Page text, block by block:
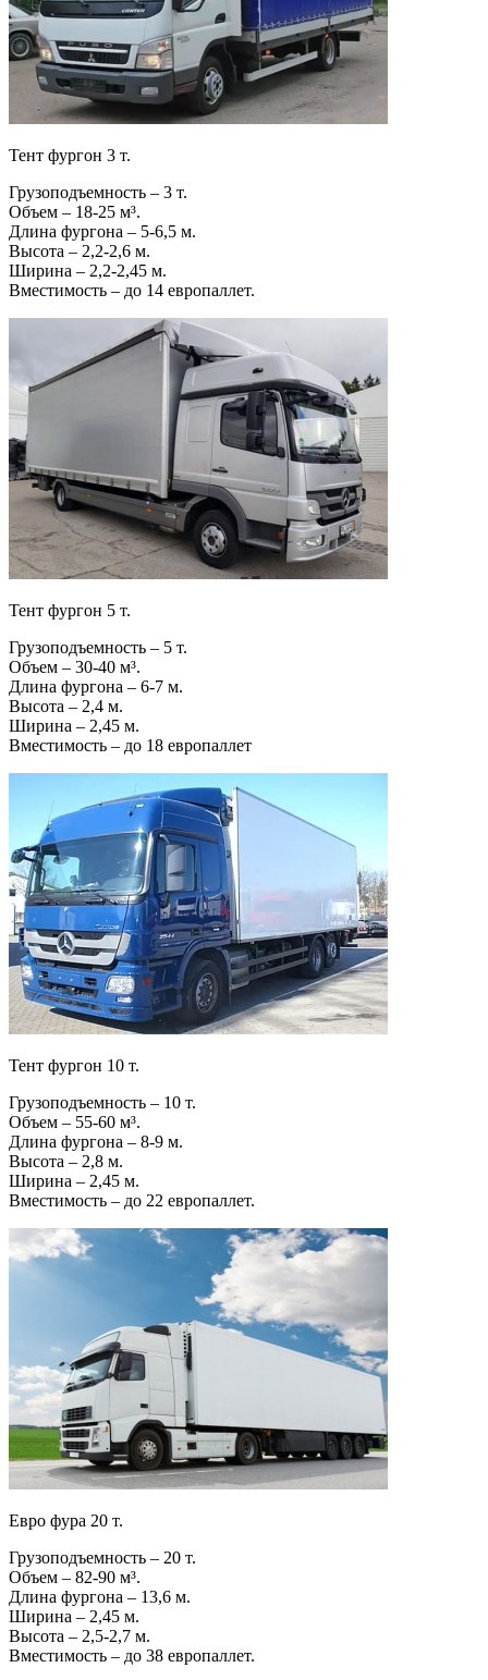
Тент фургон 3 т.
Грузоподъемность – 3 т.
Объем – 18-25 м³.
Длина фургона – 5-6,5 м.
Высота – 2,2-2,6 м.
Ширина – 2,2-2,45 м.
Вместимость – до 14 европаллет.
Тент фургон 5 т.
Грузоподъемность – 5 т.
Объем – 30-40 м³.
Длина фургона – 6-7 м.
Высота – 2,4 м.
Ширина – 2,45 м.
Вместимость – до 18 европаллет
Тент фургон 10 т.
Грузоподъемность – 10 т.
Объем – 55-60 м³.
Длина фургона – 8-9 м.
Высота – 2,8 м.
Ширина – 2,45 м.
Вместимость – до 22 европаллет.
Евро фура 20 т.
Грузоподъемность – 20 т.
Объем – 82-90 м³.
Длина фургона – 13,6 м.
Ширина – 2,45 м.
Высота – 2,5-2,7 м.
Вместимость – до 38 европаллет.